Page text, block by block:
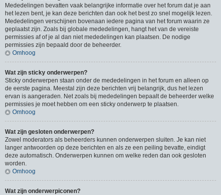
Mededelingen bevatten vaak belangrijke informatie over het forum dat je aan
het lezen bent, je kan deze berichten dan ook het best zo snel mogelijk lezen.
Mededelingen verschijnen bovenaan iedere pagina van het forum waarin ze
geplaatst zijn. Zoals bij globale mededelingen, hangt het van de vereiste
permissies af of je al dan niet mededelingen kan plaatsen. De nodige
permissies zijn bepaald door de beheerder.
Omhoog
Wat zijn sticky onderwerpen?
Sticky onderwerpen staan onder de mededelingen in het forum en alleen op
de eerste pagina. Meestal zijn deze berichten vrij belangrijk, dus het lezen
ervan is aangeraden. Net zoals bij mededelingen bepaalt de beheerder welke
permissies je moet hebben om een sticky onderwerp te plaatsen.
Omhoog
Wat zijn gesloten onderwerpen?
Zowel moderators als beheerders kunnen onderwerpen sluiten. Je kan niet
langer antwoorden op deze berichten en als ze een peiling bevatte, eindigt
deze automatisch. Onderwerpen kunnen om welke reden dan ook gesloten
worden.
Omhoog
Wat zijn onderwerpiconen?